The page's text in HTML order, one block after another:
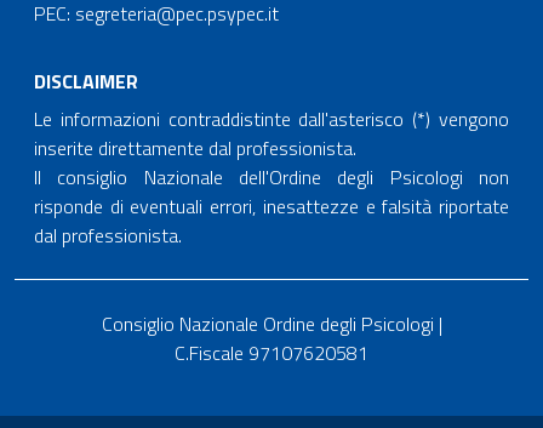
PEC: segreteria@pec.psypec.it
DISCLAIMER
Le informazioni contraddistinte dall'asterisco (*) vengono
inserite direttamente dal professionista.
Il consiglio Nazionale dell'Ordine degli Psicologi non
risponde di eventuali errori, inesattezze e falsità riportate
dal professionista.
Consiglio Nazionale Ordine degli Psicologi |
C.Fiscale 97107620581